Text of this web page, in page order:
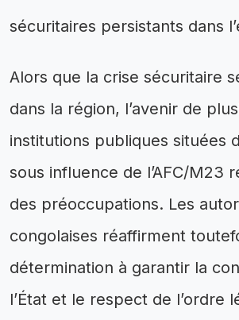
sécuritaires persistants dans
Alors que la crise sécuritaire
dans la région, l’avenir de
institutions publiques situées
sous influence de l’AFC/M23
des préoccupations. Les
congolaises réaffirment
détermination à garantir la
l’État et le respect de l’ordre